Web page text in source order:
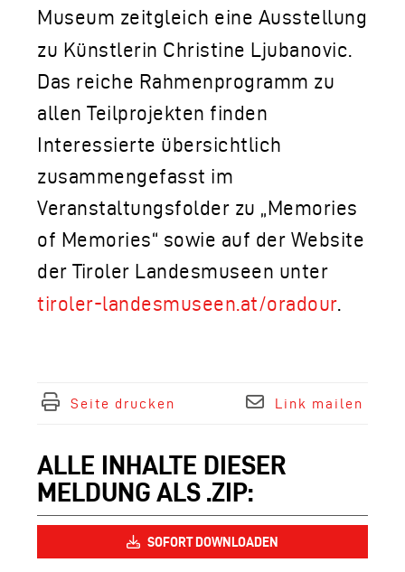
Museum zeitgleich eine Ausstellung
zu Künstlerin Christine Ljubanovic.
Das reiche Rahmenprogramm zu
allen Teilprojekten finden
Interessierte übersichtlich
zusammengefasst im
Veranstaltungsfolder zu „Memories
of Memories“ sowie auf der Website
der Tiroler Landesmuseen unter
tiroler-landesmuseen.at/oradour.
Seite drucken Link mailen
ALLE INHALTE DIESER
MELDUNG ALS .ZIP:
SOFORT DOWNLOADEN